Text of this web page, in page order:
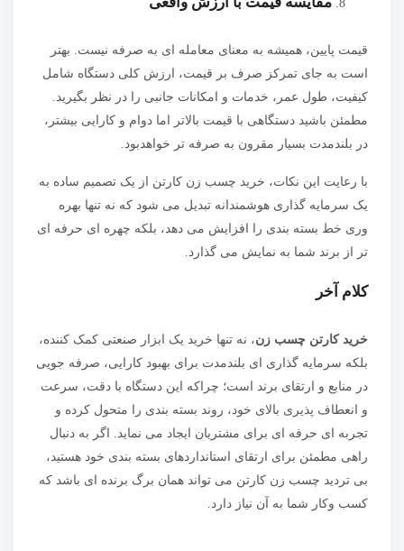
قیمت پایین، همیشه به معنای معامله ای به صرفه نیست. بهتر
است به جای تمرکز صرف بر قیمت، ارزش کلی دستگاه شامل
کیفیت، طول عمر، خدمات و امکانات جانبی را در نظر بگیرید.
مطمئن باشید دستگاهی با قیمت بالاتر اما دوام و کارایی بیشتر،
در بلندمدت بسیار مقرون به صرفه تر خواهدبود.
با رعایت این نکات، خرید چسب زن کارتن از یک تصمیم ساده به
یک سرمایه گذاری هوشمندانه تبدیل می شود که نه تنها بهره
وری خط بسته بندی را افزایش می دهد، بلکه چهره ای حرفه ای
تر از برند شما به نمایش می گذارد.
کلام آخر
خرید کارتن چسب زن، نه تنها خرید یک ابزار صنعتی کمک کننده،
بلکه سرمایه گذاری ای بلندمدت برای بهبود کارایی، صرفه جویی
در منابع و ارتقای برند است؛ چراکه این دستگاه با دقت، سرعت
و انعطاف پذیری بالای خود، روند بسته بندی را متحول کرده و
تجربه ای حرفه ای برای مشتریان ایجاد می نماید. اگر به دنبال
راهی مطمئن برای ارتقای استانداردهای بسته بندی خود هستید،
بی تردید چسب زن کارتن می تواند همان برگ برنده ای باشد که
کسب وکار شما به آن نیاز دارد.